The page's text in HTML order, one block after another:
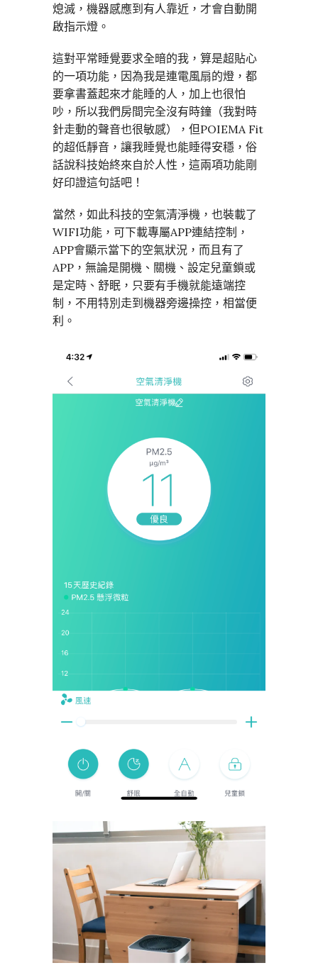
熄滅，機器感應到有人靠近，才會自動開
啟指示燈。
這對平常睡覺要求全暗的我，算是超貼心
的一項功能，因為我是連電風扇的燈，都
要拿書蓋起來才能睡的人，加上也很怕
吵，所以我們房間完全沒有時鐘（我對時
針走動的聲音也很敏感），但POIEMA Fit
的超低靜音，讓我睡覺也能睡得安穩，俗
話說科技始終來自於人性，這兩項功能剛
好印證這句話吧！
當然，如此科技的空氣清淨機，也裝載了
WIFI功能，可下載專屬APP連結控制，
APP會顯示當下的空氣狀況，而且有了
APP，無論是開機、關機、設定兒童鎖或
是定時、舒眠，只要有手機就能遠端控
制，不用特別走到機器旁邊操控，相當便
利。